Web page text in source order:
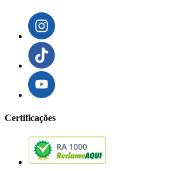
Certificações